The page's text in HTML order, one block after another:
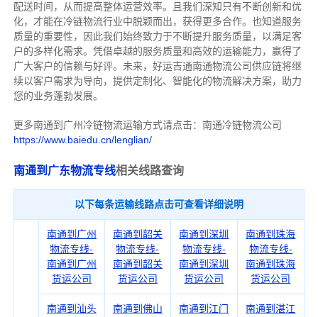
配送时间，从而提高整体运营效率。且 我们深知 只有不断创新和优
化，才能在冷链物流行业中脱颖而出，获得更多合作。也知道服务
质量的重要性，因此我们始终致力于不断提升服务质量，以满足客
户的多样化需求。 凭借卓越的服务质量和高效的运输能力，赢得了
广大客户的信赖与好评。 未来，好运吉通南通物流公司供应链将继
续以客户需求为导向，提供定制化、智能化的物流解决方案，助力
您的业务蓬勃发展。
更多南通到广州冷链物流运输方式请点击：南通冷链物流公司
https://www.baiedu.cn/lenglian/
南通到广东物流专线相关线路查询
以下每条运输线路点击可查看详细说明
南通到广州
物流专线-
南通到广州
货运公司
南通到韶关
物流专线-
南通到韶关
货运公司
南通到深圳
物流专线-
南通到深圳
货运公司
南通到珠海
物流专线-
南通到珠海
货运公司
南通到汕头
南通到佛山
南通到江门
南通到湛江